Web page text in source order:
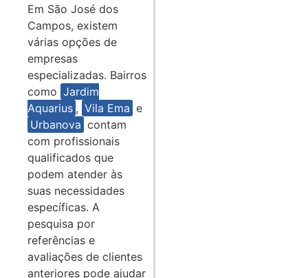
Em São José dos
Campos, existem
várias opções de
empresas
especializadas. Bairros
como Jardim
Aquarius , Vila Ema e
Urbanova contam
com profissionais
qualificados que
podem atender às
suas necessidades
específicas. A
pesquisa por
referências e
avaliações de clientes
anteriores pode ajudar